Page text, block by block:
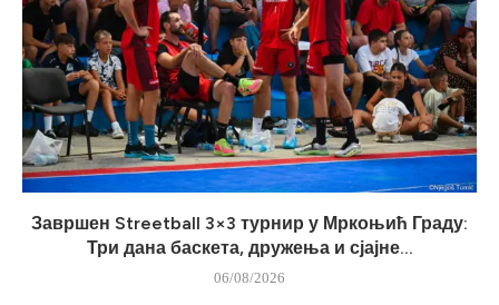
Завршен Streetball 3×3 турнир у Мркоњић Граду:
Три дана баскета, дружења и сјајне...
06/08/2026